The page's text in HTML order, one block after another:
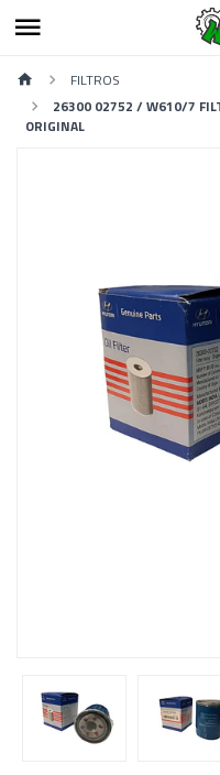
FILTROS
26300 02752 / W610/7
ORIGINAL
Previous